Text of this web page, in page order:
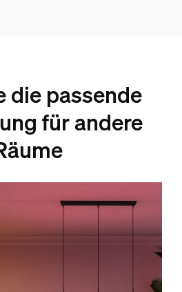
die passende
für andere